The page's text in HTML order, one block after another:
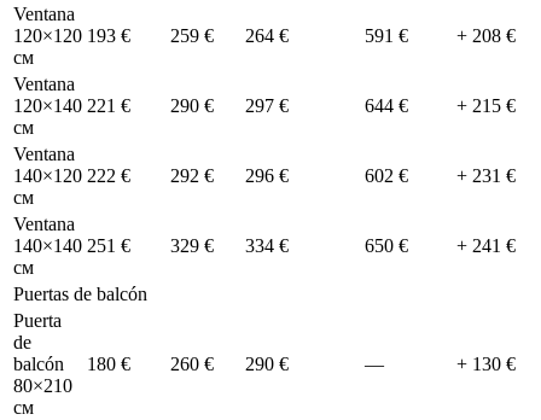
Ventana
120×120
см
193 € 259 € 264 € 591 € + 208 €
Ventana
120×140
см
221 € 290 € 297 € 644 € + 215 €
Ventana
140×120
см
222 € 292 € 296 € 602 € + 231 €
Ventana
140×140
см
251 € 329 € 334 € 650 € + 241 €
Puertas de balcón
Puerta
de
balcón
80×210
см
180 € 260 € 290 € — + 130 €